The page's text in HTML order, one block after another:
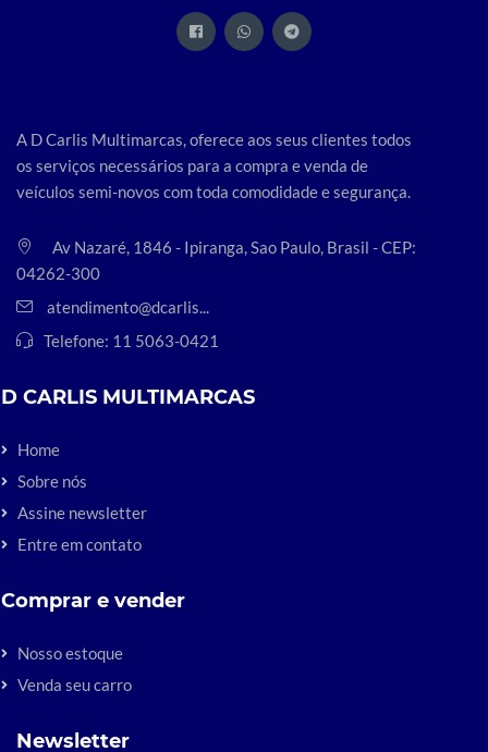
A D Carlis Multimarcas, oferece aos seus clientes todos
os serviços necessários para a compra e venda de
veículos semi-novos com toda comodidade e segurança.
Av Nazaré, 1846 - Ipiranga, Sao Paulo, Brasil - CEP:
04262-300
atendimento@dcarlis...
Telefone: 11 5063-0421
D CARLIS MULTIMARCAS
Home
Sobre nós
Assine newsletter
Entre em contato
Comprar e vender
Nosso estoque
Venda seu carro
Newsletter